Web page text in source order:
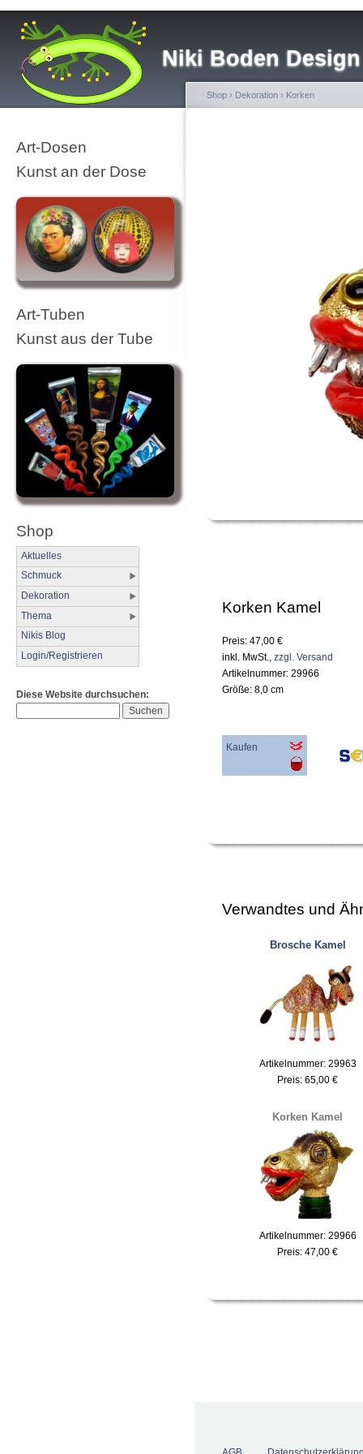
Niki Boden Design
Art-Dosen
Kunst an der Dose
Art-Tuben
Kunst aus der Tube
Shop
Aktuelles
Schmuck
Dekoration
Thema
Nikis Blog
Login/Registrieren
Diese Website durchsuchen:
Shop › Dekoration › Korken
Korken Kamel
Preis: 47,00 €
inkl. MwSt., zzgl. Versand
Artikelnummer: 29966
Größe: 8,0 cm
Kaufen
Verwandtes und
Brosche Kamel
Artikelnummer: 29963
Preis: 65,00 €
Korken Kamel
Artikelnummer: 29966
Preis: 47,00 €